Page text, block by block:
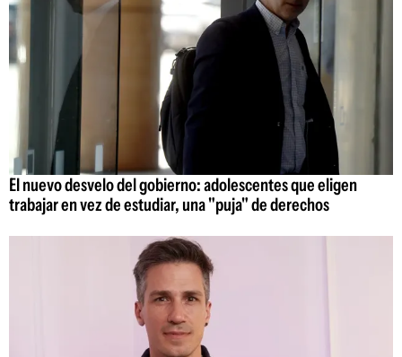
El nuevo desvelo del gobierno: adolescentes que eligen
trabajar en vez de estudiar, una "puja" de derechos